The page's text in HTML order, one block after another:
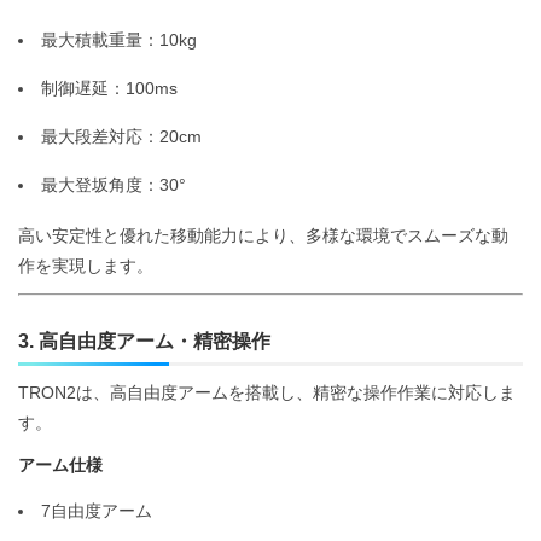
最大積載重量：10kg
制御遅延：100ms
最大段差対応：20cm
最大登坂角度：30°
高い安定性と優れた移動能力により、多様な環境でスムーズな動
作を実現します。
3. 高自由度アーム・精密操作
TRON2は、高自由度アームを搭載し、精密な操作作業に対応しま
す。
アーム仕様
7自由度アーム